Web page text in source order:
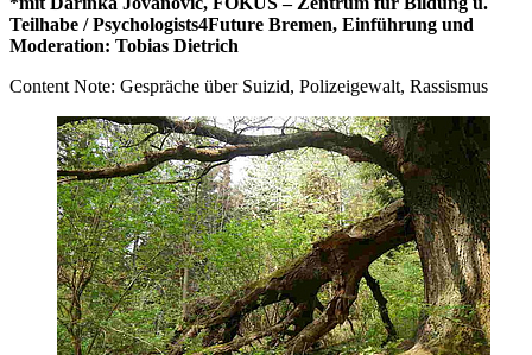
Teilhabe / Psychologists4Future Bremen, Einführung und
Moderation: Tobias Dietrich
Content Note: Gespräche über Suizid, Polizeigewalt, Rassismus